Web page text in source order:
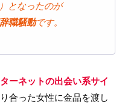
となったのが
職騒動です。
ーネットの出会い系サイ
合った女性に金品を渡し